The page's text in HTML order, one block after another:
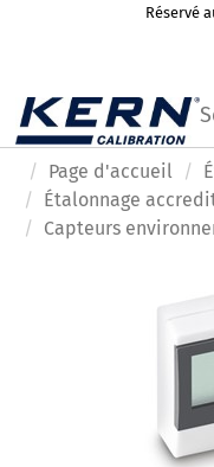
Réservé
Page d'accueil
Étalonnage
Capteurs